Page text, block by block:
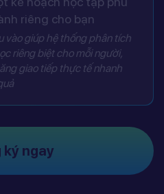
riêng cho bạn
vào giúp hệ thống phân tích
riêng biệt cho mỗi người,
giao tiếp thực tế nhanh
ngay